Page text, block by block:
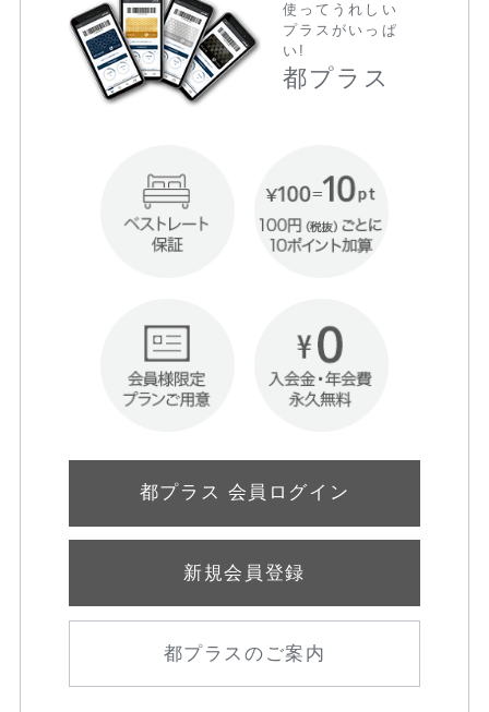
使ってうれしい
プラスがいっぱ
い!
都プラス
都プラス 会員ログイン
新規会員登録
都プラスのご案内